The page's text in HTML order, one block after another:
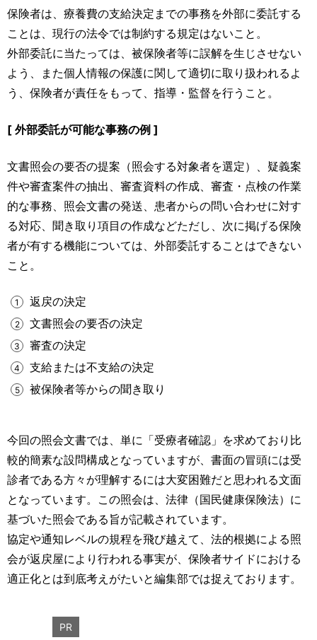
保険者は、療養費の支給決定までの事務を外部に委託する
ことは、現行の法令では制約する規定はないこと。
外部委託に当たっては、被保険者等に誤解を生じさせない
よう、また個人情報の保護に関して適切に取り扱われるよ
う、保険者が責任をもって、指導・監督を行うこと。
[ 外部委託が可能な事務の例 ]
文書照会の要否の提案（照会する対象者を選定）、疑義案
件や審査案件の抽出、審査資料の作成、審査・点検の作業
的な事務、照会文書の発送、患者からの問い合わせに対す
る対応、聞き取り項目の作成などただし、次に掲げる保険
者が有する機能については、外部委託することはできない
こと。
返戻の決定
文書照会の要否の決定
審査の決定
支給または不支給の決定
被保険者等からの聞き取り
今回の照会文書では、単に「受療者確認」を求めており比
較的簡素な設問構成となっていますが、書面の冒頭には受
診者である方々が理解するには大変困難だと思われる文面
となっています。この照会は、法律（国民健康保険法）に
基づいた照会である旨が記載されています。
協定や通知レベルの規程を飛び越えて、法的根拠による照
会が返戻屋により行われる事実が、保険者サイドにおける
適正化とは到底考えがたいと編集部では捉えております。
PR